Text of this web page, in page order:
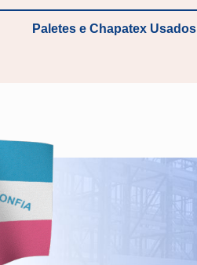
Paletes e Chapatex Usados